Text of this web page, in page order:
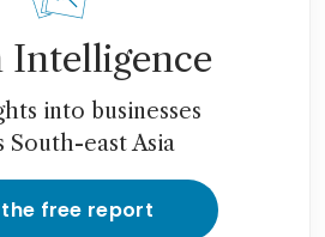
Intelligence
into businesses
South-east Asia
free report